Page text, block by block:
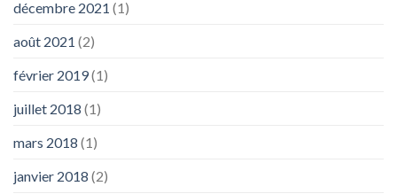
décembre 2021 (1)
août 2021 (2)
février 2019(1)
juillet 2018 (1)
mars 2018 (1)
janvier 2018 (2)